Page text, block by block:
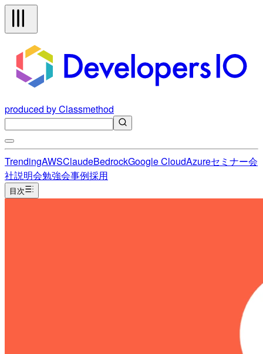
produced by Classmethod
TrendingAWSClaudeBedrockGoogle CloudAzureセミナー会
社説明会勉強会事例採用
目次